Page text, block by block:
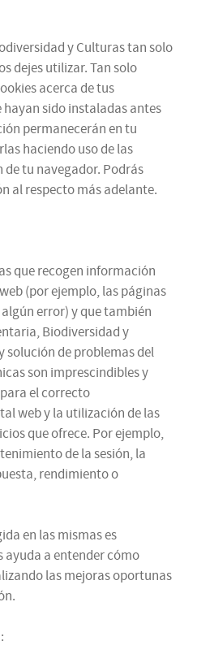
y Culturas tan solo
dejes utilizar. Tan solo
acerca de tus
hayan sido instaladas antes
permanecerán en tu
haciendo uso de las
tu navegador. Podrás
al respecto más adelante.
que recogen información
(por ejemplo, las páginas
error) y que también
Biodiversidad y
solución de problemas del
son imprescindibles y
el correcto
web y la utilización de las
que ofrece. Por ejemplo,
de la sesión, la
rendimiento o
en las mismas es
a entender cómo
las mejoras oportunas